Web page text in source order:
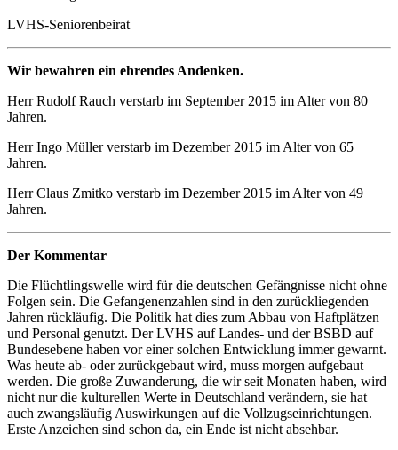
LVHS-Seniorenbeirat
Wir bewahren ein ehrendes Andenken.
Herr Rudolf Rauch verstarb im September 2015 im Alter von 80
Jahren.
Herr Ingo Müller verstarb im Dezember 2015 im Alter von 65
Jahren.
Herr Claus Zmitko verstarb im Dezember 2015 im Alter von 49
Jahren.
Der Kommentar
Die Flüchtlingswelle wird für die deutschen Gefängnisse nicht ohne
Folgen sein. Die Gefangenenzahlen sind in den zurückliegenden
Jahren rückläufig. Die Politik hat dies zum Abbau von Haftplätzen
und Personal genutzt. Der LVHS auf Landes- und der BSBD auf
Bundesebene haben vor einer solchen Entwicklung immer gewarnt.
Was heute ab- oder zurückgebaut wird, muss morgen aufgebaut
werden. Die große Zuwanderung, die wir seit Monaten haben, wird
nicht nur die kulturellen Werte in Deutschland verändern, sie hat
auch zwangsläufig Auswirkungen auf die Vollzugseinrichtungen.
Erste Anzeichen sind schon da, ein Ende ist nicht absehbar.